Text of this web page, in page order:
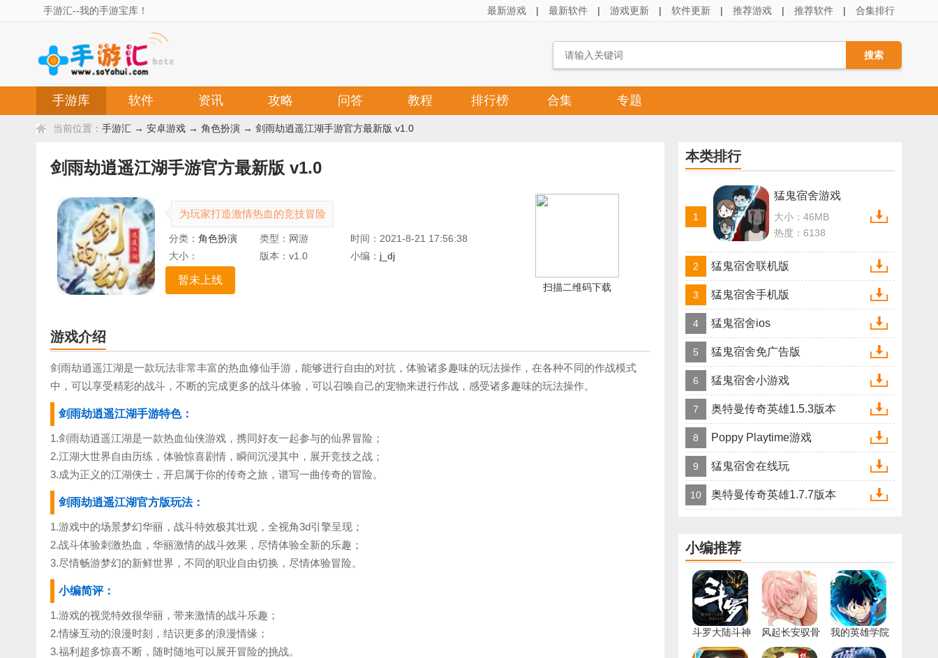
手游汇--我的手游宝库！ 最新游戏 | 最新软件 | 游戏更新 | 软件更新 | 推荐游戏 | 推荐软件 | 合集排行
手游库 软件 资讯 攻略 问答 教程 排行榜 合集 专题
当前位置： 手游汇 → 安卓游戏 → 角色扮演 → 剑雨劫逍遥江湖手游官方最新版 v1.0
剑雨劫逍遥江湖手游官方最新版 v1.0
为玩家打造激情热血的竞技冒险
分类： 角色扮演 类型：网游
时间：2021-8-21 17:56:38
大小：
版本：v1.0 小编： j_dj
暂未上线
扫描二维码下载
游戏介绍
剑雨劫逍遥江湖是一款玩法非常丰富的热血修仙手游，能够进行自由的对抗，体验诸多趣味的玩法操作，在各种不同的作战模式
中，可以享受精彩的战斗，不断的完成更多的战斗体验，可以召唤自己的宠物来进行作战，感受诸多趣味的玩法操作。
剑雨劫逍遥江湖手游特色：
1.剑雨劫逍遥江湖是一款热血仙侠游戏，携同好友一起参与的仙界冒险；
2.江湖大世界自由历练，体验惊喜剧情，瞬间沉浸其中，展开竞技之战；
3.成为正义的江湖侠士，开启属于你的传奇之旅，谱写一曲传奇的冒险。
剑雨劫逍遥江湖官方版玩法：
1.游戏中的场景梦幻华丽，战斗特效极其壮观，全视角3d引擎呈现；
2.战斗体验刺激热血，华丽激情的战斗效果，尽情体验全新的乐趣；
3.尽情畅游梦幻的新鲜世界，不同的职业自由切换，尽情体验冒险。
小编简评：
1.游戏的视觉特效很华丽，带来激情的战斗乐趣；
2.情缘互动的浪漫时刻，结识更多的浪漫情缘；
3.福利超多惊喜不断，随时随地可以展开冒险的挑战。
本类排行
1
猛鬼宿舍游戏
大小：46MB
热度：6138
2 猛鬼宿舍联机版
3 猛鬼宿舍手机版
4 猛鬼宿舍ios
5 猛鬼宿舍免广告版
6 猛鬼宿舍小游戏
7 奥特曼传奇英雄1.5.3版本
8 Poppy Playtime游戏
9 猛鬼宿舍在线玩
10 奥特曼传奇英雄1.7.7版本
小编推荐
斗罗大陆斗神
降临官网版
风起长安驭骨
人官方版
我的英雄学院
入学季